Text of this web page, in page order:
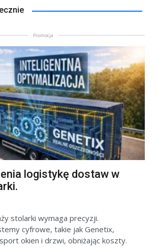
Promocja
logistykę dostaw w
stolarki wymaga precyzji.
cyfrowe, takie jak Genetix,
okien i drzwi, obniżając koszty.